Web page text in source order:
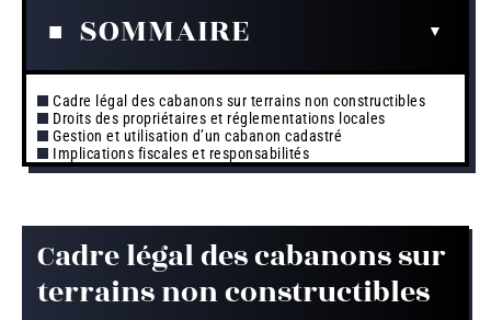
SOMMAIRE
Cadre légal des cabanons sur terrains non constructibles
Droits des propriétaires et réglementations locales
Gestion et utilisation d’un cabanon cadastré
Implications fiscales et responsabilités
Cadre légal des cabanons sur
terrains non constructibles